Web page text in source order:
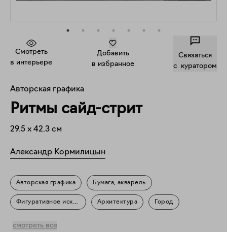
Смотреть
в интерьере
Добавить
в избранное
Связаться
c куратором
Авторская графика
Ритмы сайд-стрит
29.5 x 42.3 см
Александр Кормилицын
Авторская графика Бумага, акварель
Фигуративное искусство Архитектура Город
смотреть все